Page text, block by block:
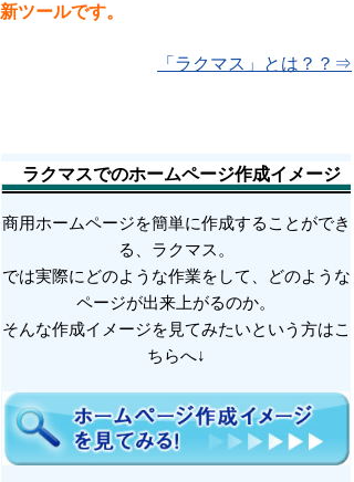
新ツールです。
「ラクマス」とは？？⇒
ラクマスでのホームページ作成イメージ
商用ホームページを簡単に作成することができ
る、ラクマス。
では実際にどのような作業をして、どのような
ページが出来上がるのか。
そんな作成イメージを見てみたいという方はこ
ちらへ↓